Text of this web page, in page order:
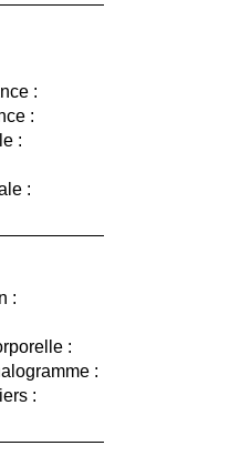
:
:
:
:
:
:
:
: